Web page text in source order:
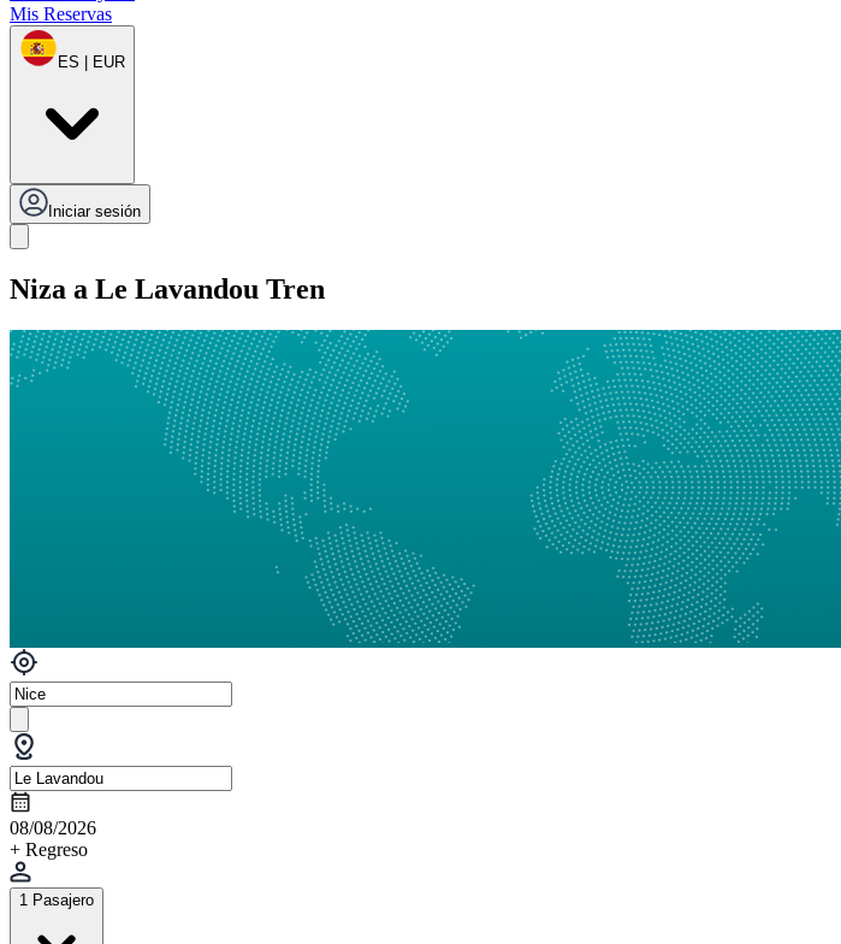
Mis Reservas
ES | EUR
Iniciar sesión
Niza a Le Lavandou Tren
08/08/2026
+ Regreso
1 Pasajero